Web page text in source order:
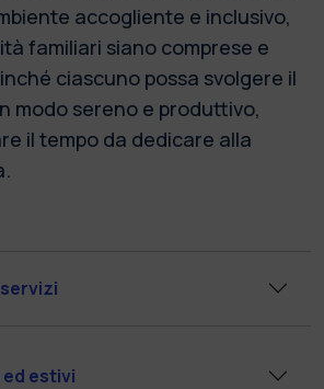
accogliente e inclusivo,
familiari siano comprese e
ciascuno possa svolgere il
modo sereno e produttivo,
il tempo da dedicare alla
estivi